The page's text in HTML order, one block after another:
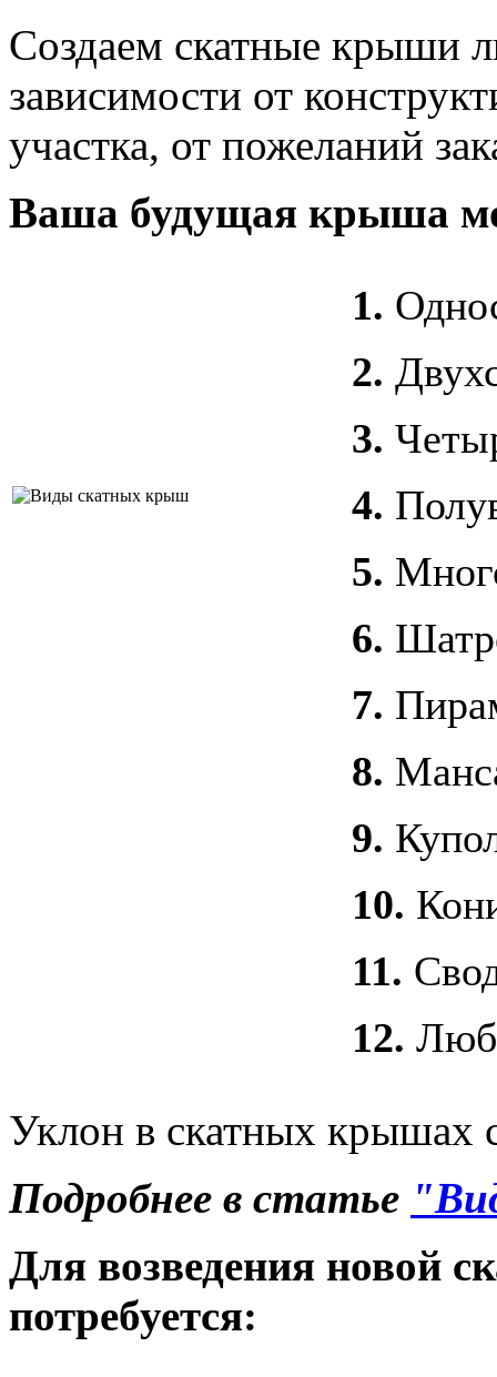
Создаем скатные крыши
зависимости от
участка, от пожеланий
Ваша будущая крыша
1.
2.
3.
4.
5.
6.
7.
8.
9.
10.
11.
12.
Уклон в скатных крышах
Подробнее в статье
Для возведения новой
потребуется: